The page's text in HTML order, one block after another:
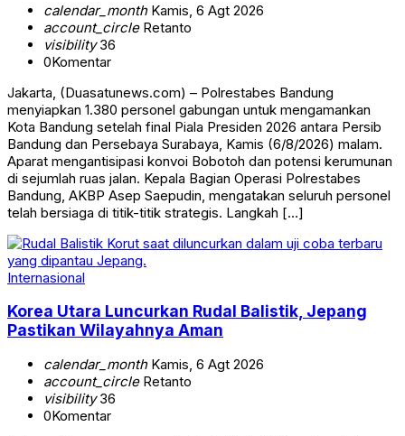
calendar_monthKamis, 6 Agt 2026
account_circleRetanto
visibility36
0Komentar
Jakarta, (Duasatunews.com) – Polrestabes Bandung
menyiapkan 1.380 personel gabungan untuk mengamankan
Kota Bandung setelah final Piala Presiden 2026 antara Persib
Bandung dan Persebaya Surabaya, Kamis (6/8/2026) malam.
Aparat mengantisipasi konvoi Bobotoh dan potensi kerumunan
di sejumlah ruas jalan. Kepala Bagian Operasi Polrestabes
Bandung, AKBP Asep Saepudin, mengatakan seluruh personel
telah bersiaga di titik-titik strategis. Langkah […]
Internasional
Korea Utara Luncurkan Rudal Balistik, Jepang
Pastikan Wilayahnya Aman
calendar_monthKamis, 6 Agt 2026
account_circleRetanto
visibility36
0Komentar